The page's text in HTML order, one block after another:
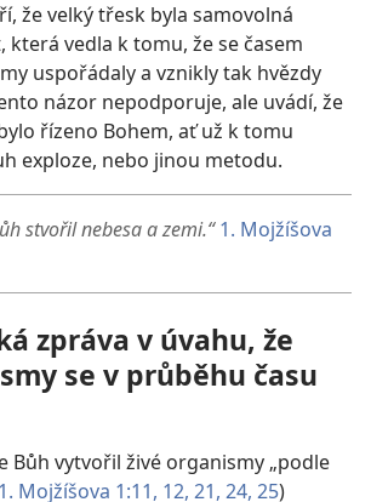
že velký třesk byla samovolná
která vedla k tomu, že se časem
uspořádaly a vznikly tak hvězdy
názor nepodporuje, ale uvádí, že
řízeno Bohem, ať už k tomu
exploze, nebo jinou metodu.
stvořil nebesa a zemi.“1. Mojžíšova
zpráva v úvahu, že
se v průběhu času
Bůh vytvořil živé organismy „podle
1. Mojžíšova 1:11, 12, 21, 24, 25)